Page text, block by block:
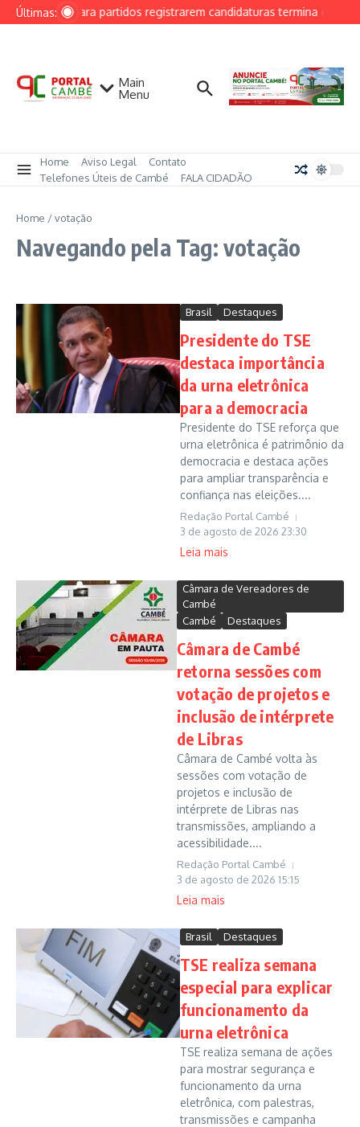
Ir para o conteúdo
Últimas:
Prazo para partidos registrarem candidaturas termina em 15
Main
Menu
Home Aviso Legal
Contato
Telefones Úteis de Cambé
FALA CIDADÃO
Home /votação
Navegando pela Tag: votação
Brasil Destaques
Presidente do TSE
destaca importância
da urna eletrônica
para a democracia
Presidente do TSE reforça que
urna eletrônica é patrimônio da
democracia e destaca ações
para ampliar transparência e
confiança nas eleições....
Redação Portal Cambé
3 de agosto de 2026 23:30
Leia mais
Câmara de Vereadores de
Cambé
Cambé
Destaques
Câmara de Cambé
retorna sessões com
votação de projetos e
inclusão de intérprete
de Libras
Câmara de Cambé volta às
sessões com votação de
projetos e inclusão de
intérprete de Libras nas
transmissões, ampliando a
acessibilidade....
Redação Portal Cambé
3 de agosto de 2026 15:15
Leia mais
Brasil Destaques
TSE realiza semana
especial para explicar
funcionamento da
urna eletrônica
TSE realiza semana de ações
para mostrar segurança e
funcionamento da urna
eletrônica, com palestras,
transmissões e campanha